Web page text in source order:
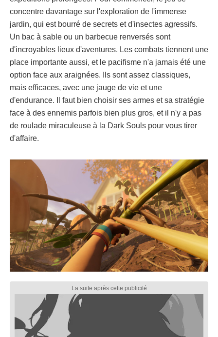
concentre davantage sur l'exploration de l'immense
jardin, qui est bourré de secrets et d'insectes agressifs.
Un bac à sable ou un barbecue renversés sont
d'incroyables lieux d'aventures. Les combats tiennent une
place importante aussi, et le pacifisme n'a jamais été une
option face aux araignées. Ils sont assez classiques,
mais efficaces, avec une jauge de vie et une
d'endurance. Il faut bien choisir ses armes et sa stratégie
face à des ennemis parfois bien plus gros, et il n'y a pas
de roulade miraculeuse à la Dark Souls pour vous tirer
d'affaire.